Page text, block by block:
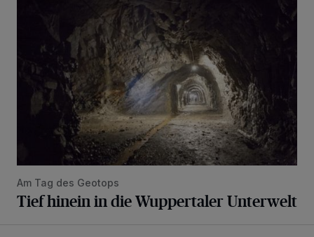
Am Tag des Geotops
Tief hinein in die Wuppertaler Unterwelt